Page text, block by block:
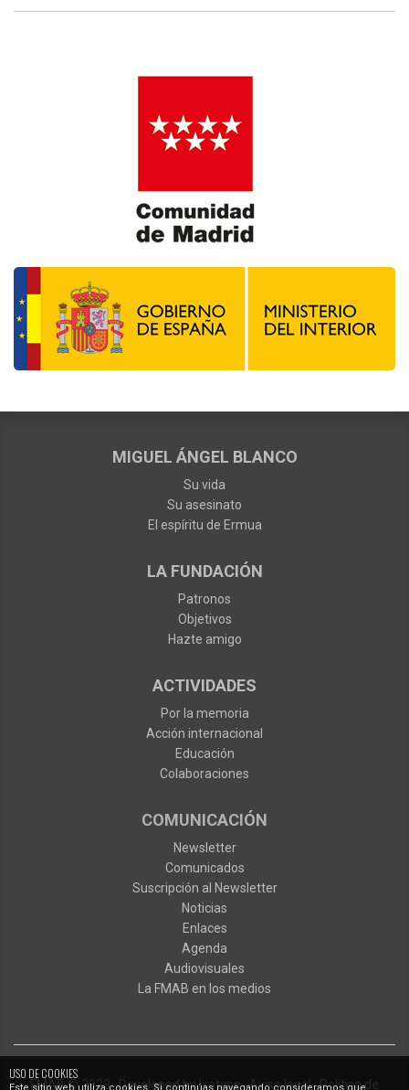
USO DE COOKIES
NAVEGACIÓN
DE
MIGUEL ÁNGEL BLANCO
Su vida
Su asesinato
El espíritu de Ermua
LA FUNDACIÓN
Patronos
Objetivos
Hazte amigo
ACTIVIDADES
Por la memoria
Acción internacional
Educación
Colaboraciones
COMUNICACIÓN
Newsletter
Comunicados
Suscripción al Newsletter
Noticias
Enlaces
Agenda
Audiovisuales
La FMAB en los medios
FMAB© 2023·Developed byIxotype·Aviso legal·Política de